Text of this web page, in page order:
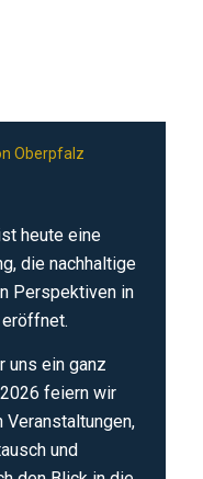
Oberpfalz
heute eine
die nachhaltige
Perspektiven in
uns ein ganz
feiern wir
und